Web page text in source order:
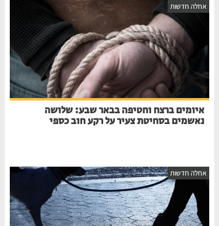
אחלה חדשות
איומים ברצח וחטיפה בבאר שבע: שלושה
נאשמים בסחיטת צעיר על רקע חוב כספי
אחלה חדשות